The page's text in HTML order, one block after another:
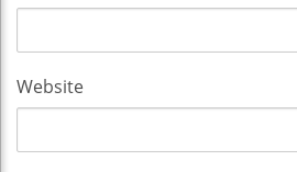
Website